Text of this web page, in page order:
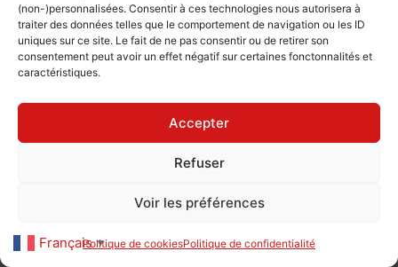
(non-)personnalisées. Consentir à ces technologies nous autorisera à
traiter des données telles que le comportement de navigation ou les ID
uniques sur ce site. Le fait de ne pas consentir ou de retirer son
consentement peut avoir un effet négatif sur certaines fonctonnalités et
caractéristiques.
Accepter
Refuser
Voir les préférences
Politique de cookiesPolitique de confidentialité
Français ▼